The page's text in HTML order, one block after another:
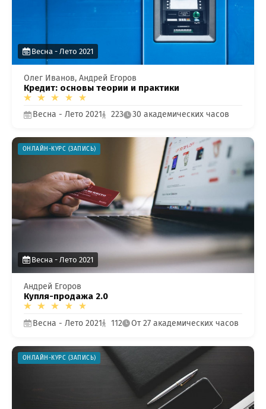
Весна - Лето 2021
Олег Иванов, Андрей Егоров
Кредит: основы теории и практики
Весна - Лето 2021 223 30 академических часов
ОНЛАЙН-КУРС (ЗАПИСЬ)
Весна - Лето 2021
Андрей Егоров
Купля-продажа 2.0
Весна - Лето 2021 112 От 27 академических часов
ОНЛАЙН-КУРС (ЗАПИСЬ)